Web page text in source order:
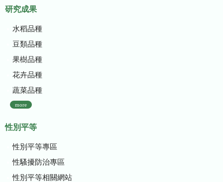
研究成果
水稻品種
豆類品種
果樹品種
花卉品種
蔬菜品種
more
性別平等
性別平等專區
性騷擾防治專區
性別平等相關網站